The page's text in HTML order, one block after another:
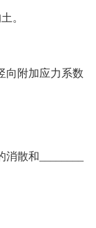
。
附加应力系数
散和________